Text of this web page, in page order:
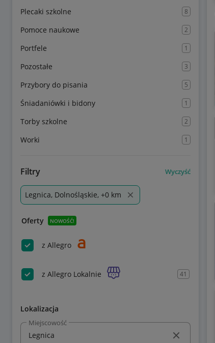
Plecaki szkolne 8
Pomoce naukowe 2
Portfele 1
Pozostałe 3
Przybory do pisania 5
Śniadaniówki i bidony 1
Torby szkolne 2
Worki 1
Filtry Wyczyść
Legnica, Dolnośląskie, +0 km
Oferty NOWOŚĆ!
z Allegro
z Allegro Lokalnie 41
Lokalizacja
Miejscowość